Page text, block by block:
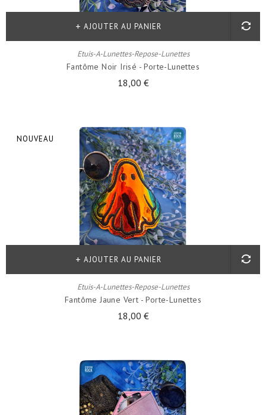
Etuis-A-Lunettes-Repose-Lunettes
Fantôme Noir Irisé - Porte-Lunettes
18,00 €
AJOUTER AU PANIER
NOUVEAU
Etuis-A-Lunettes-Repose-Lunettes
Fantôme Jaune Vert - Porte-Lunettes
18,00 €
AJOUTER AU PANIER